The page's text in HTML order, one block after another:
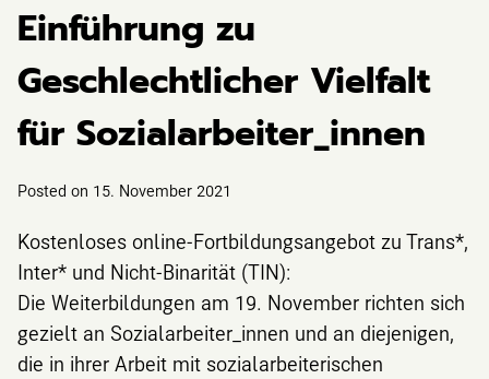
für
in
sozialen
Berufen
Einführung zu
Geschlechtlicher Vielfalt
für Sozialarbeiter_innen
Posted on 15. November 2021
Kostenloses online-Fortbildungsangebot zu Trans*,
Inter* und Nicht-Binarität (TIN):
Die Weiterbildungen am 19. November richten sich
gezielt an Sozialarbeiter_innen und an diejenigen,
die in ihrer Arbeit mit sozialarbeiterischen